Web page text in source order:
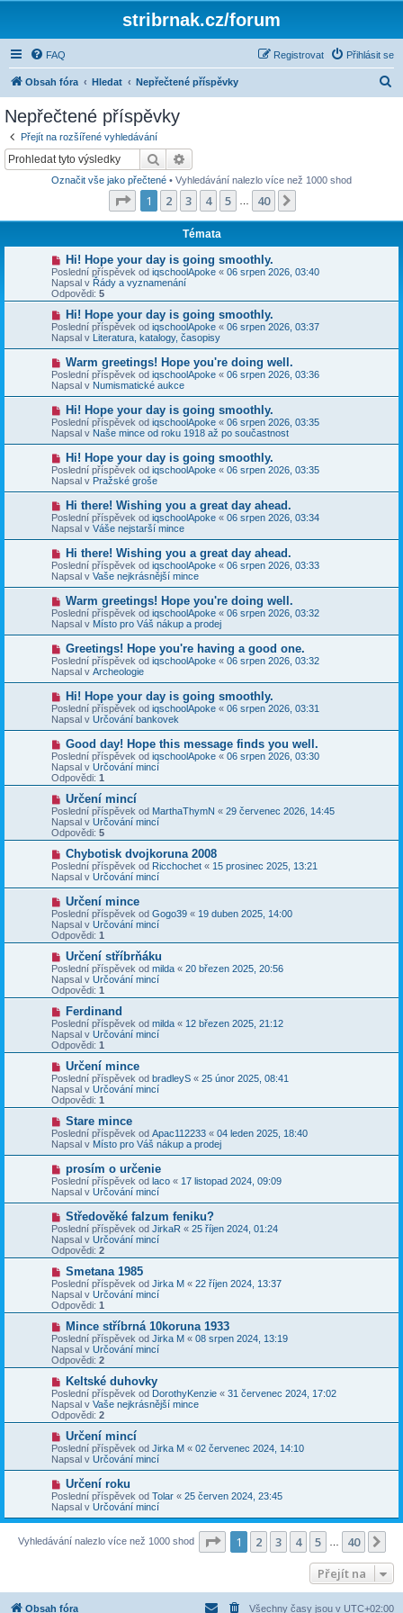
stribrnak.cz/forum
FAQ Přihlásit se
Registrovat
Obsah fóra Hledat Nepřečtené příspěvky
Nepřečtené příspěvky
Přejít na rozšířené vyhledávání
Hledat
Označit vše jako přečtené • Vyhledávání nalezlo více než 1000 shod
Stránka z 40
1 2 3 4 5 40
Témata
N
o
v
ý
p
s
p
v
e
k
Hi! Hope your day is going smoothly.
Poslední příspěvek od iqschoolApoke « 06 srpen 2026, 03:40
Napsal v Řády a vyznamenání
Odpovědi: 5
N
o
v
ý
p
í
s
p
v
e
k
Hi! Hope your day is going smoothly.
Poslední příspěvek od iqschoolApoke « 06 srpen 2026, 03:37
Napsal v Literatura, katalogy, časopisy
N
o
v
ý
p
í
s
p
v
e
k
Warm greetings! Hope you're doing well.
Poslední příspěvek od iqschoolApoke « 06 srpen 2026, 03:36
Napsal v Numismatické aukce
N
o
v
ý
p
í
s
p
v
e
k
Hi! Hope your day is going smoothly.
Poslední příspěvek od iqschoolApoke « 06 srpen 2026, 03:35
Napsal v Naše mince od roku 1918 až po součastnost
N
o
v
ý
p
í
s
p
v
e
k
Hi! Hope your day is going smoothly.
Poslední příspěvek od iqschoolApoke « 06 srpen 2026, 03:35
Napsal v Pražské groše
N
o
v
ý
p
í
s
p
ě
v
e
k
Hi there! Wishing you a great day ahead.
Poslední příspěvek od iqschoolApoke « 06 srpen 2026, 03:34
Napsal v Váše nejstarší mince
N
o
v
ý
p
í
s
p
ě
v
e
k
Hi there! Wishing you a great day ahead.
Poslední příspěvek od iqschoolApoke « 06 srpen 2026, 03:33
Napsal v Vaše nejkrásnější mince
N
o
v
ý
í
s
p
v
e
k
Warm greetings! Hope you're doing well.
Poslední příspěvek od iqschoolApoke « 06 srpen 2026, 03:32
Napsal v Místo pro Váš nákup a prodej
N
o
v
ý
p
í
s
p
ě
v
e
k
Greetings! Hope you're having a good one.
Poslední příspěvek od iqschoolApoke « 06 srpen 2026, 03:32
Napsal v Archeologie
N
o
v
ý
í
s
p
v
e
k
Hi! Hope your day is going smoothly.
Poslední příspěvek od iqschoolApoke « 06 srpen 2026, 03:31
Napsal v Určování bankovek
N
o
v
ý
p
s
p
ě
v
e
k
Good day! Hope this message finds you well.
Poslední příspěvek od iqschoolApoke « 06 srpen 2026, 03:30
Napsal v Určování mincí
Odpovědi: 1
N
o
v
ý
p
s
p
v
e
k
Určení mincí
Poslední příspěvek od MarthaThymN « 29 červenec 2026, 14:45
Napsal v Určování mincí
Odpovědi: 5
N
o
v
ý
p
í
s
p
v
e
k
Chybotisk dvojkoruna 2008
Poslední příspěvek od Ricchochet « 15 prosinec 2025, 13:21
Napsal v Určování mincí
N
o
v
ý
p
s
p
ě
v
e
k
Určení mince
Poslední příspěvek od Gogo39 « 19 duben 2025, 14:00
Napsal v Určování mincí
Odpovědi: 1
N
o
v
ý
p
s
p
ě
v
e
k
Určení stříbrňáku
Poslední příspěvek od milda « 20 březen 2025, 20:56
Napsal v Určování mincí
Odpovědi: 1
N
o
v
ý
p
s
p
ě
v
e
k
Ferdinand
Poslední příspěvek od milda « 12 březen 2025, 21:12
Napsal v Určování mincí
Odpovědi: 1
N
o
v
ý
p
s
p
e
k
Určení mince
Poslední příspěvek od bradleyS « 25 únor 2025, 08:41
Napsal v Určování mincí
Odpovědi: 1
N
o
v
ý
í
s
p
ě
v
e
k
Stare mince
Poslední příspěvek od Apac112233 « 04 leden 2025, 18:40
Napsal v Místo pro Váš nákup a prodej
N
o
v
ý
p
í
s
p
v
e
k
prosím o určenie
Poslední příspěvek od laco « 17 listopad 2024, 09:09
Napsal v Určování mincí
N
o
v
ý
p
s
p
ě
v
e
k
Středověké falzum feniku?
Poslední příspěvek od JirkaR « 25 říjen 2024, 01:24
Napsal v Určování mincí
Odpovědi: 2
N
o
v
ý
p
s
p
ě
v
e
k
Smetana 1985
Poslední příspěvek od Jirka M « 22 říjen 2024, 13:37
Napsal v Určování mincí
Odpovědi: 1
N
o
v
ý
p
s
p
ě
v
e
k
Mince stříbrná 10koruna 1933
Poslední příspěvek od Jirka M « 08 srpen 2024, 13:19
Napsal v Určování mincí
Odpovědi: 2
N
o
v
ý
p
s
p
v
e
k
Keltské duhovky
Poslední příspěvek od DorothyKenzie « 31 červenec 2024, 17:02
Napsal v Vaše nejkrásnější mince
Odpovědi: 2
N
o
v
ý
p
í
s
p
v
Určení mincí
Poslední příspěvek od Jirka M « 02 červenec 2024, 14:10
Napsal v Určování mincí
N
o
v
ý
p
ř
í
k
Určení roku
Poslední příspěvek od Tolar « 25 červen 2024, 23:45
Napsal v Určování mincí
Vyhledávání nalezlo více než 1000 shod Stránka z 40
1 2 3 4 5 40
Přejít na
Obsah fóra Všechny časy jsou v UTC+02:00